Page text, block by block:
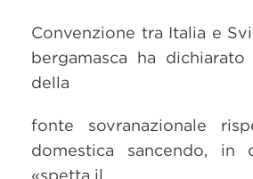
Convenzione tra Italia e
bergamasca ha dichiarato
della
fonte sovranazionale
domestica sancendo, in
«spetta il